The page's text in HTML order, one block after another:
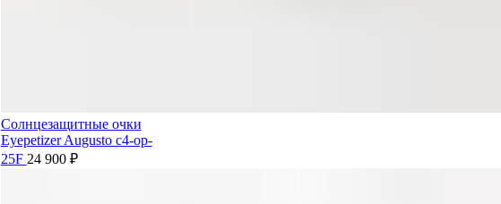
Солнцезащитные очки
Eyepetizer Augusto c4-op-
25F 24 900 ₽